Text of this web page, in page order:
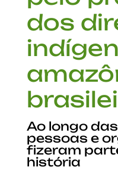
dos
Ao longo
pessoas e
fizeram
história